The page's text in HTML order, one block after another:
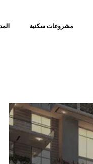
مشروعات سكنية